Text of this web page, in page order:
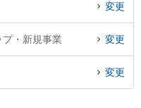
変更
・新規事業 変更
変更